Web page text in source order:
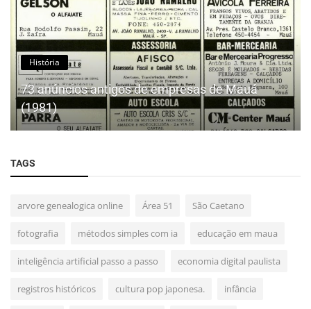
História
73 anúncios antigos de empresas de Mauá
(1981)
TAGS
arvore genealogica online Área 51 São Caetano
fotografia métodos simples com ia educação em maua
inteligência artificial passo a passo economia digital paulista
registros históricos cultura pop japonesa. infância